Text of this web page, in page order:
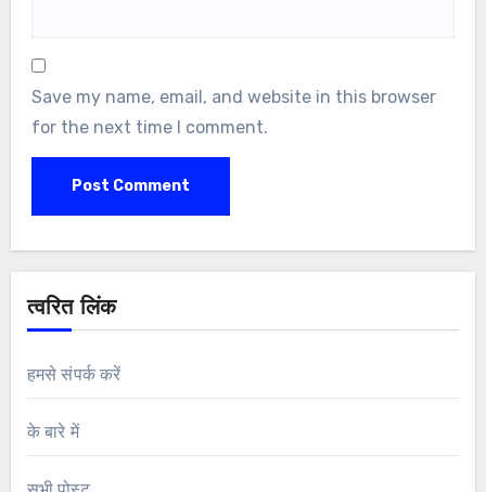
Save my name, email, and website in this browser
for the next time I comment.
त्वरित लिंक
हमसे संपर्क करें
के बारे में